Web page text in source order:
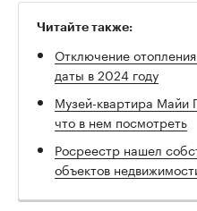
Читайте также:
Отключение
даты в 2024 году
Музей-квартира Майи
что в нем посмотреть
Росреестр нашел
объектов